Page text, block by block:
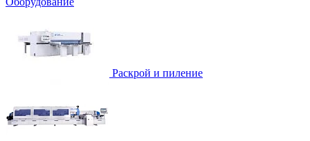
Раскрой и пиление